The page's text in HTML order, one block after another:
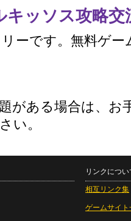
キッソス攻略
ーです。無料ゲー
がある場合は、お
い。
リンクについ
相互リンク集
ゲームサイト